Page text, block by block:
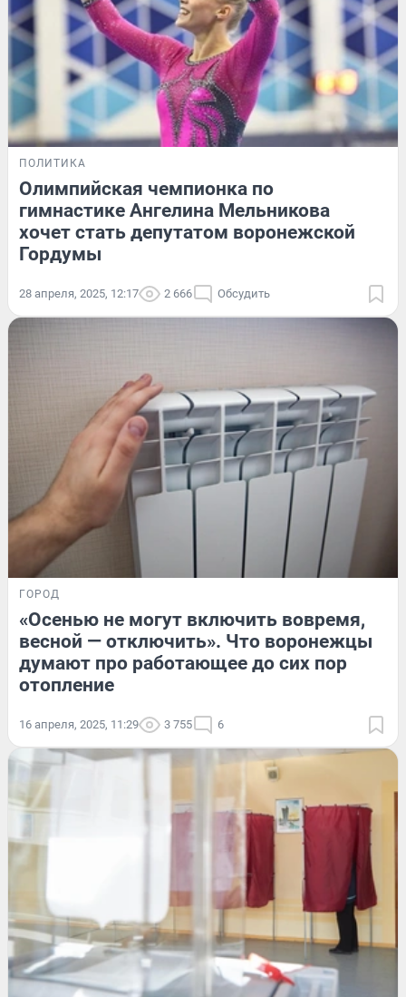
ПОЛИТИКА
Олимпийская чемпионка по
гимнастике Ангелина Мельникова
хочет стать депутатом воронежской
Гордумы
28 апреля, 2025, 12:17 2 666 Обсудить
ГОРОД
«Осенью не могут включить вовремя,
весной — отключить». Что воронежцы
думают про работающее до сих пор
отопление
16 апреля, 2025, 11:29 3 755 6